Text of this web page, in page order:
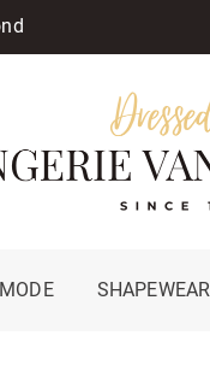
SHAPEWEAR